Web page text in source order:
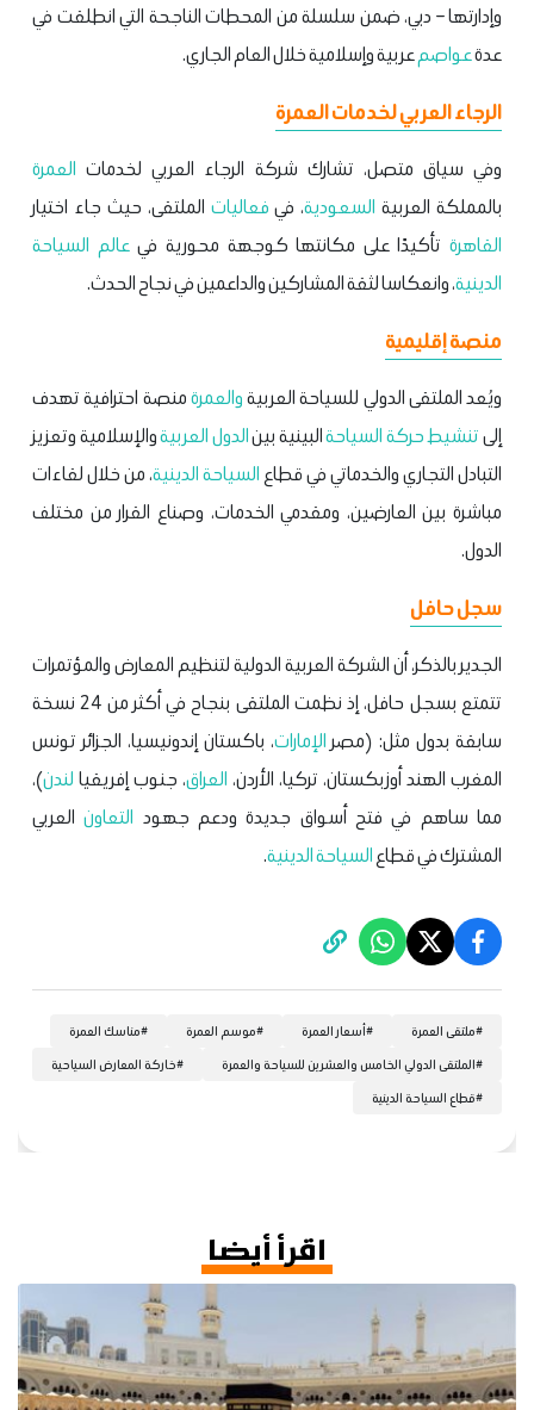
وإدارتها – دبي، ضمن سلسلة من المحطات الناجحة التي انطلقت في
عدةعواصمعربية وإسلامية خلال العام الجاري.
الرجاء العربي لخدمات العمرة
وفي سياق متصل، تشارك شركة الرجاء العربي لخدمات العمرة
بالمملكة العربية السعودية، في فعاليات الملتقى، حيث جاء اختيار
القاهرة تأكيدًا على مكانتها كوجهة محورية فيعالم السياحة
الدينية، وانعكاسا لثقة المشاركين والداعمين في نجاح الحدث.
منصة إقليمية
ويُعد الملتقى الدولي للسياحة العربيةوالعمرةمنصة احترافية تهدف
إلىتنشيط حركة السياحةالبينية بينالدول العربيةوالإسلامية وتعزيز
التبادل التجاري والخدماتي في قطاع السياحة الدينية، من خلال لقاءات
مباشرة بين العارضين، ومقدمي الخدمات، وصناع القرار من مختلف
الدول.
سجل حافل
الجدير بالذكر، أن الشركة العربية الدولية لتنظيم المعارض والمؤتمرات
تتمتع بسجل حافل، إذ نظمت الملتقى بنجاح في أكثر من 24 نسخة
سابقة بدول مثل: (مصر الإمارات، باكستان إندونيسيا، الجزائر تونس
المغرب الهند أوزبكستان، تركيا، الأردن، العراق، جنوب إفريقيا لندن)،
مما ساهم في فتح أسواق جديدة ودعم جهود التعاونالعربي
المشترك في قطاعالسياحة الدينية.
#ملتقى العمرة #أسعار العمرة #موسم العمرة #مناسك العمرة
#الملتقى الدولي الخامس والعشرين للسياحة والعمرة #خاركة المعارض السياحية
#قطاع السياحة الدينية
اقرأ أيضا